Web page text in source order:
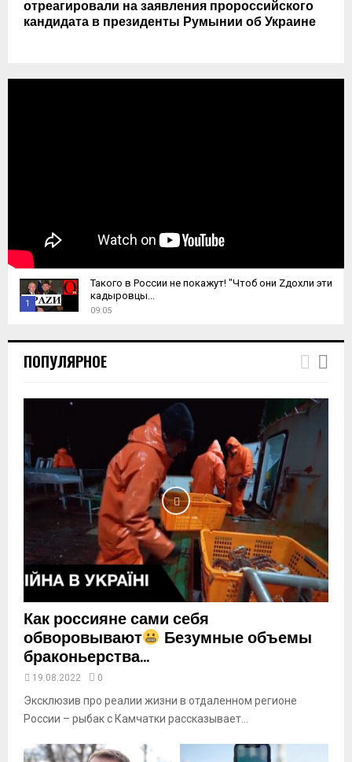
отреагировали на заявления пророссийского
кандидата в президенты Румынии об Украине
1
h
u
y
b
e
Такого в России не покажут! "Чтоб они Zдохли эти
кадыровцы...
09:05
ПОПУЛЯРНОЕ
Как россияне сами себя
обворовывают Безумные объемы
браконьерства...
19.08.2022 0
Эксклюзив про реалии жизни в отдаленном регионе
России – рыбак с Камчатки рассказывает...